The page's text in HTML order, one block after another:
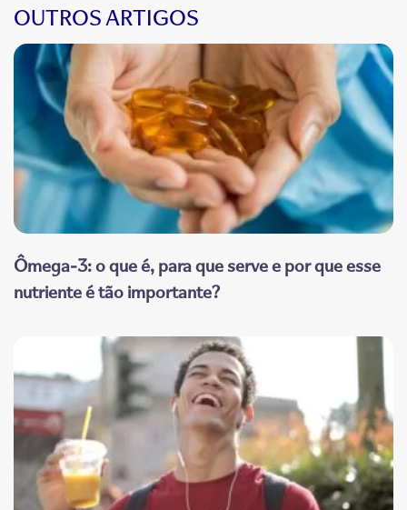
OUTROS ARTIGOS
Ômega-3: o que é, para que serve e por que esse
nutriente é tão importante?